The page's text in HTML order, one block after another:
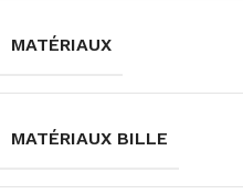
MATÉRIAUX
MATÉRIAUX BILLE